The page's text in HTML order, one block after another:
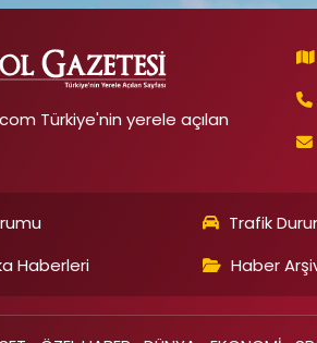
Türkiye'nin yerele açılan
Trafik
Haberleri
Haber